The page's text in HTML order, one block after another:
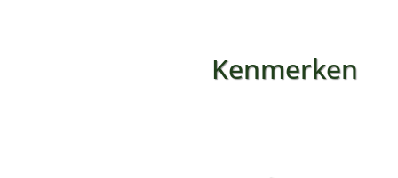
Kenmerken